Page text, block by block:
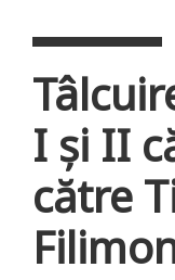
I și II
către